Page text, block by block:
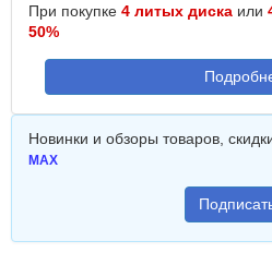
При покупке 4 литых диска или
50%
Новинки и обзоры товаров,
MAX